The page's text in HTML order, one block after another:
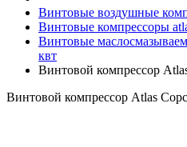
Винтовые воздушные
Винтовые компрессоры
Винтовые
квт
Винтовой компрессор
Винтовой компрессор Atlas